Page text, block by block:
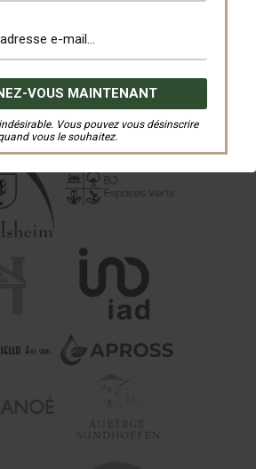
Vous pouvez vous désinscrire
vous le souhaitez.